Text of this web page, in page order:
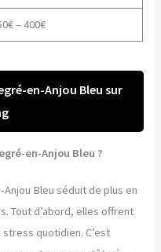
– 400€
en-Anjou Bleu sur
en-Anjou Bleu ?
Bleu séduit de plus en
Tout d’abord, elles offrent
stress quotidien. C’est